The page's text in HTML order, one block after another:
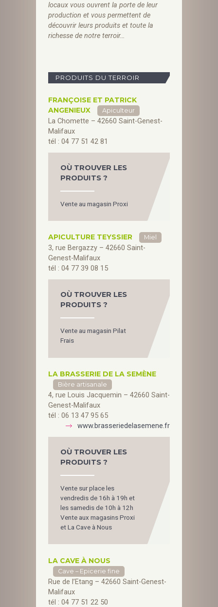
locaux vous ouvrent la porte de leur
production et vous permettent de
découvrir leurs produits et toute la
richesse de notre terroir…
PRODUITS DU TERROIR
FRANÇOISE ET PATRICK
ANGENIEUX
Apiculteur
La Chomette – 42660 Saint-Genest-
Malifaux
tél : 04 77 51 42 81
OÙ TROUVER LES
PRODUITS ?
Vente au magasin Proxi
APICULTURE TEYSSIER Miel
3, rue Bergazzy – 42660 Saint-
Genest-Malifaux
tél : 04 77 39 08 15
OÙ TROUVER LES
PRODUITS ?
Vente au magasin Pilat
Frais
LA BRASSERIE DE LA SEMÈNE
Bière artisanale
4, rue Louis Jacquemin – 42660 Saint-
Genest-Malifaux
tél : 06 13 47 95 65
www.brasseriedelasemene.fr
OÙ TROUVER LES
PRODUITS ?
Vente sur place les
vendredis de 16h à 19h et
les samedis de 10h à 12h
Vente aux magasins Proxi
et La Cave à Nous
LA CAVE À NOUS
Cave – Epicerie fine
Rue de l’Etang – 42660 Saint-Genest-
Malifaux
tél : 04 77 51 22 50